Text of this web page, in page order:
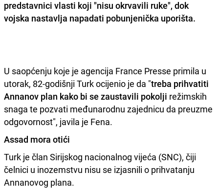
predstavnici vlasti koji "nisu okrvavili ruke", dok
vojska nastavlja napadati pobunjenička uporišta.
U saopćenju koje je agencija France Presse primila u
utorak, 82-godišnji Turk ocijenio je da "treba prihvatiti
Annanov plan kako bi se zaustavili pokolji režimskih
snaga te pozvati međunarodnu zajednicu da preuzme
odgovornost", javila je Fena.
Assad mora otići
Turk je član Sirijskog nacionalnog vijeća (SNC), čiji
čelnici u inozemstvu nisu se izjasnili o prihvatanju
Annanovog plana.